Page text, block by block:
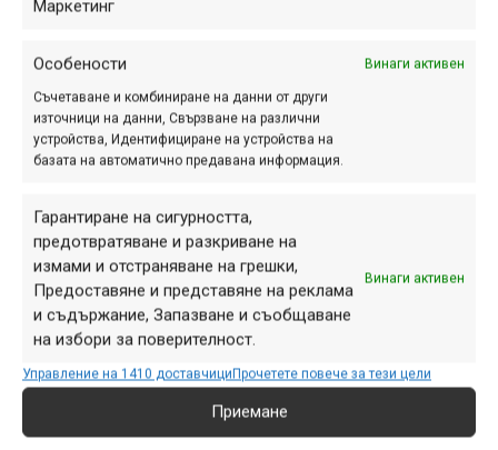
Маркетинг
Особености Винаги активен
Съчетаване и комбиниране на данни от други
източници на данни, Свързване на различни
устройства, Идентифициране на устройства на
базата на автоматично предавана информация.
Гарантиране на сигурността,
предотвратяване и разкриване на
измами и отстраняване на грешки,
Предоставяне и представяне на реклама
и съдържание, Запазване и съобщаване
на избори за поверителност.
Винаги активен
Управление на 1410 доставчициПрочетете повече за тези цели
Приемане
Rock Shox 2023: Pike, Lyrik,
Zeb и задни амортисьори
май 27, 2022 at 16:11.
Дойде време за поредното
сериозно обновление сред
продуктите на Rock Shox за AM и
ендуро велосипеди. Промените
засягат вилките Pike, Lyrik и Zeb,
амортисьори.